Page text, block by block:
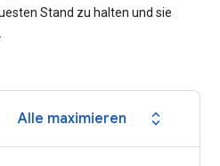
Stand zu halten und sie
Alle maximieren expand_all